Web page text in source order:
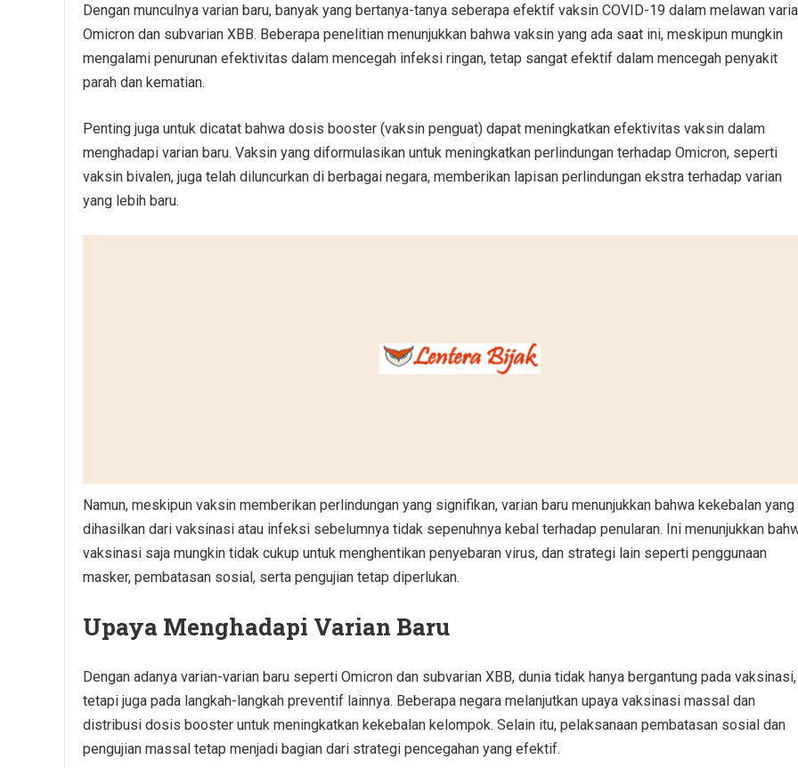
Dengan munculnya varian baru, banyak yang bertanya-tanya seberapa efektif vaksin COVID-19 dalam melawan
Omicron dan subvarian XBB. Beberapa penelitian menunjukkan bahwa vaksin yang ada saat ini, meskipun mungkin
mengalami penurunan efektivitas dalam mencegah infeksi ringan, tetap sangat efektif dalam mencegah penyakit
parah dan kematian.
Penting juga untuk dicatat bahwa dosis booster (vaksin penguat) dapat meningkatkan efektivitas vaksin dalam
menghadapi varian baru. Vaksin yang diformulasikan untuk meningkatkan perlindungan terhadap Omicron, seperti
vaksin bivalen, juga telah diluncurkan di berbagai negara, memberikan lapisan perlindungan ekstra terhadap varian
yang lebih baru.
Namun, meskipun vaksin memberikan perlindungan yang signifikan, varian baru menunjukkan bahwa kekebalan yang
dihasilkan dari vaksinasi atau infeksi sebelumnya tidak sepenuhnya kebal terhadap penularan. Ini menunjukkan
vaksinasi saja mungkin tidak cukup untuk menghentikan penyebaran virus, dan strategi lain seperti penggunaan
masker, pembatasan sosial, serta pengujian tetap diperlukan.
Upaya Menghadapi Varian Baru
Dengan adanya varian-varian baru seperti Omicron dan subvarian XBB, dunia tidak hanya bergantung pada vaksinasi,
tetapi juga pada langkah-langkah preventif lainnya. Beberapa negara melanjutkan upaya vaksinasi massal dan
distribusi dosis booster untuk meningkatkan kekebalan kelompok. Selain itu, pelaksanaan pembatasan sosial dan
pengujian massal tetap menjadi bagian dari strategi pencegahan yang efektif.